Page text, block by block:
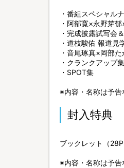
・番組スペシャル
・阿部寛×永野芽
・完成披露試写会
・道枝駿佑 報道見
・音尾琢真×岡部
・クランクアップ集
・SPOT集
※内容・名称は予告
封入特典
ブックレット（28P
※内容・名称は予告